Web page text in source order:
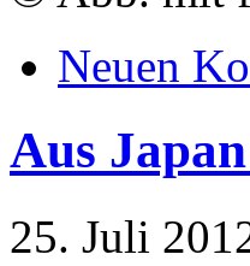
Neuen
Aus
25. Juli